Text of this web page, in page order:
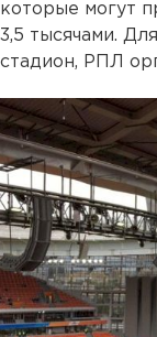
которые могут
3,5 тысячами.
стадион, РПЛ